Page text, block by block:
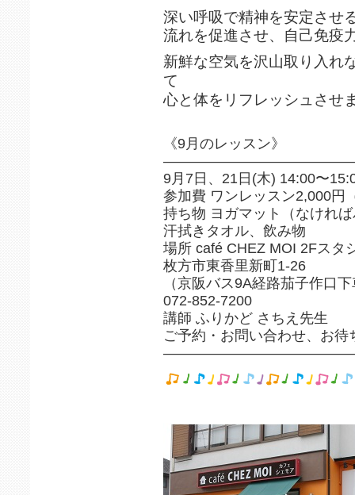
深い呼吸で精神を安定させ
流れを促進させ、自己免疫
新鮮な空気を沢山取り入れ
て
心と体をリフレッシュさせ
《9月のレッスン》
9月7日、21日(木) 14:00〜
参加費 ワンレッスン2,000円
持ち物 ヨガマット（なけれ
汗拭きタオル、飲み物
場所 café CHEZ MOI 2Fスタ
枚方市東香里新町1-26
（京阪バス9A経路茄子作口
072-852-7200
講師 ふりかど さちえ先生
ご予約・お問い合わせ、お待